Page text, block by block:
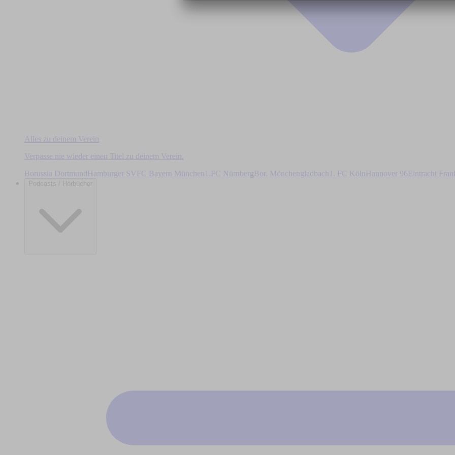
Alles zu deinem Verein
Verpasse nie wieder einen Titel zu deinem Verein.
Borussia DortmundHamburger SV FC Bayern München 1.FC Nürnberg Bor. Mönchengladbach 1. FC Köln Hannover 96Eintracht
Podcasts / Hörbücher